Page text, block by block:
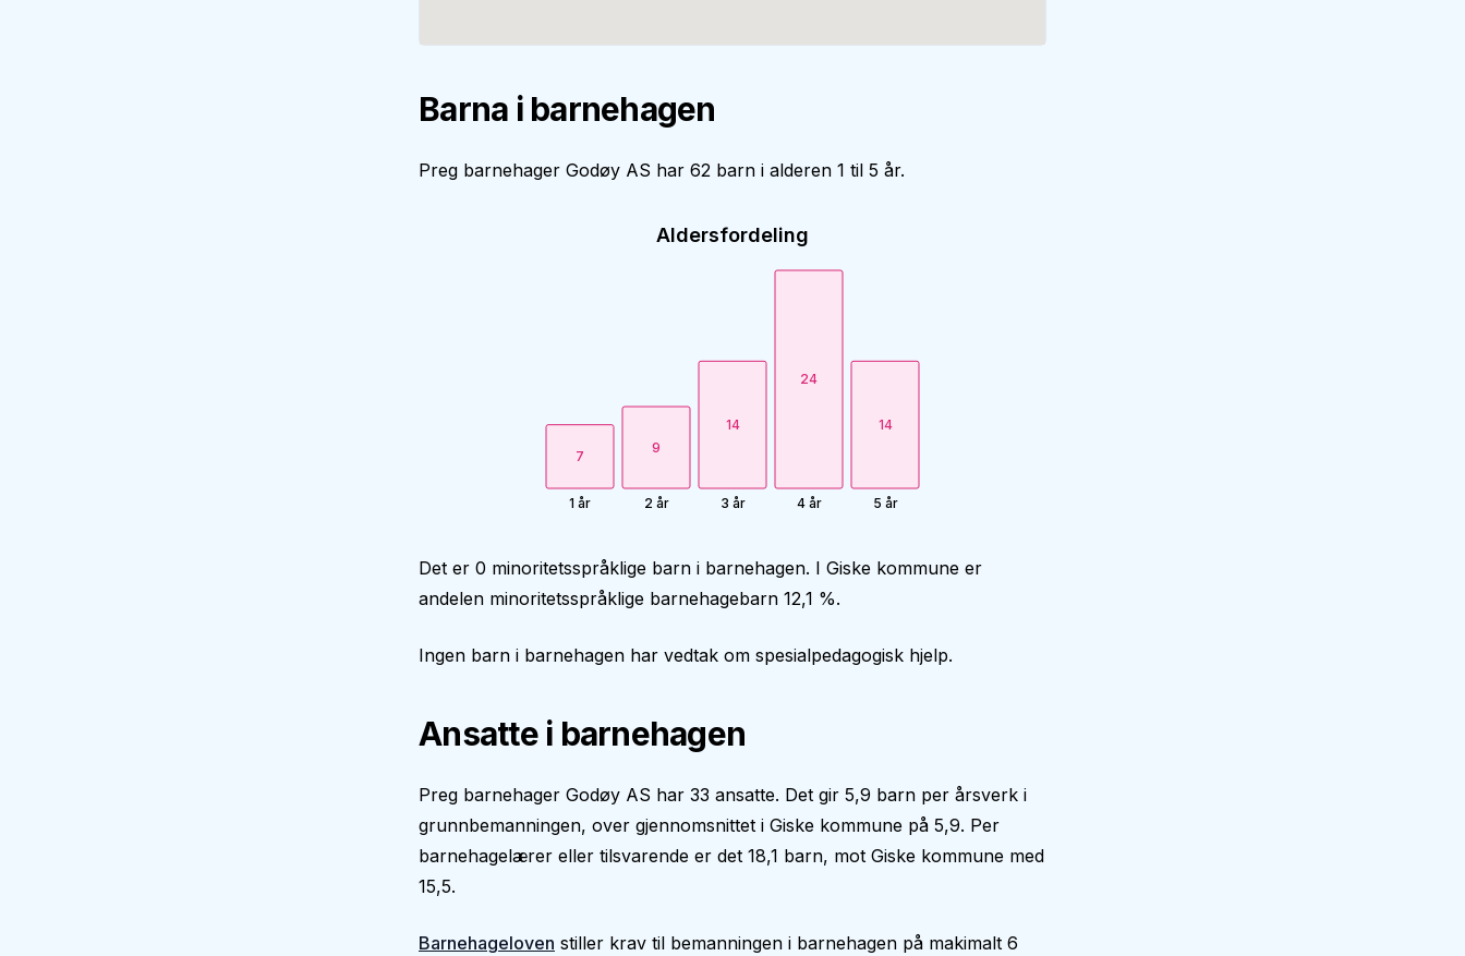
Barna i barnehagen
Preg barnehager Godøy AS har 62 barn i alderen 1 til 5 år.
Aldersfordeling
7
1 år
9
2 år
14
3 år
24
4 år
14
5 år
Det er 0 minoritetsspråklige barn i barnehagen. I Giske kommune er
andelen minoritetsspråklige barnehagebarn 12,1 %.
Ingen barn i barnehagen har vedtak om spesialpedagogisk hjelp.
Ansatte i barnehagen
Preg barnehager Godøy AS har 33 ansatte. Det gir 5,9 barn per årsverk i
grunnbemanningen, over gjennomsnittet i Giske kommune på 5,9. Per
barnehagelærer eller tilsvarende er det 18,1 barn, mot Giske kommune med
15,5.
Barnehageloven stiller krav til bemanningen i barnehagen på makimalt 6